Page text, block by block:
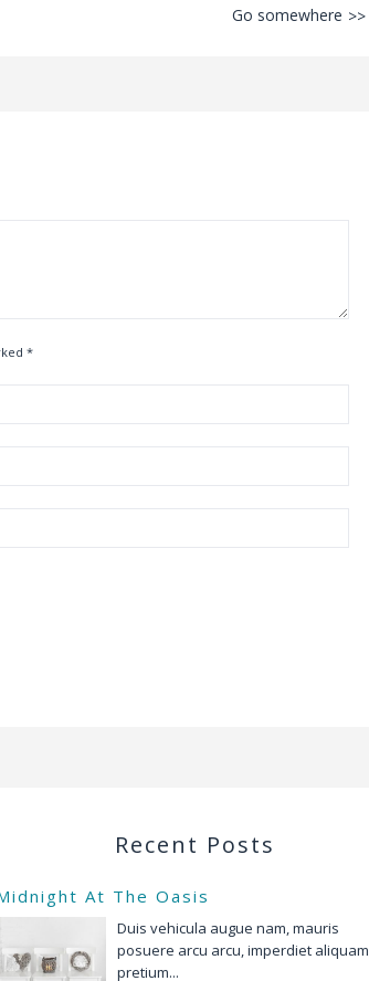
Go somewhere
*
Recent Posts
At The Oasis
Duis vehicula augue nam, mauris
posuere arcu arcu, imperdiet aliquam
pretium...